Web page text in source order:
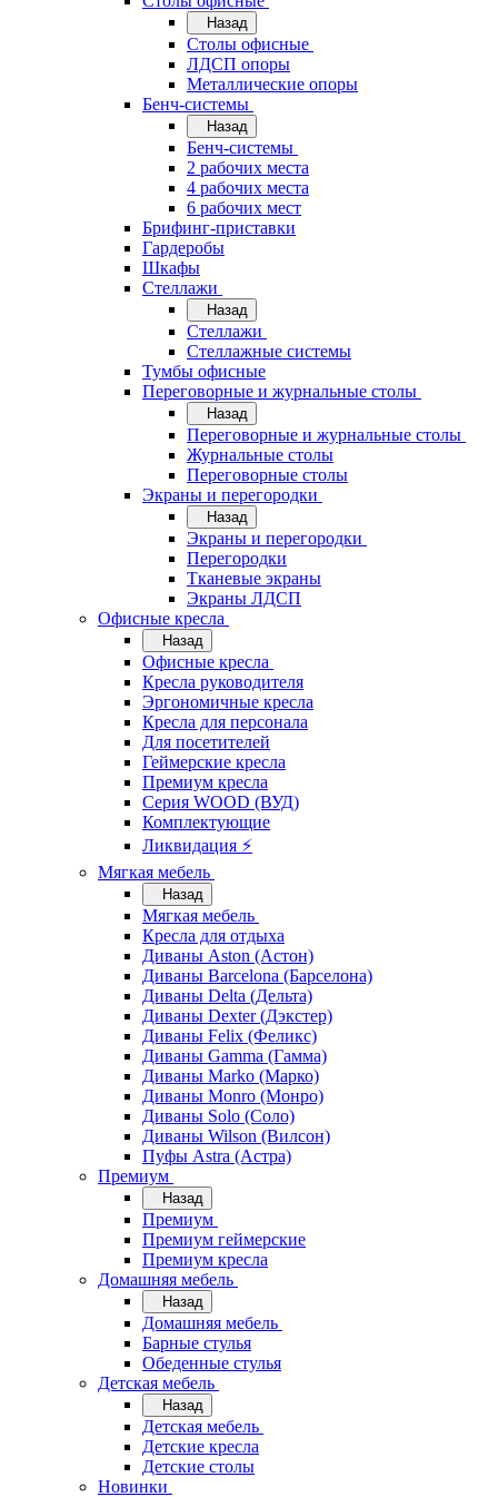
Назад
Cтолы офисные
ЛДСП опоры
Металлические опоры
Бенч-системы
Назад
Бенч-системы
2 рабочих места
4 рабочих места
6 рабочих мест
Брифинг-приставки
Гардеробы
Шкафы
Стеллажи
Назад
Стеллажи
Стеллажные системы
Тумбы офисные
Переговорные и журнальные столы
Назад
Переговорные и журнальные столы
Журнальные столы
Переговорные столы
Экраны и перегородки
Назад
Экраны и перегородки
Перегородки
Тканевые экраны
Экраны ЛДСП
Офисные кресла
Назад
Офисные кресла
Кресла руководителя
Эргономичные кресла
Кресла для персонала
Для посетителей
Геймерские кресла
Премиум кресла
Серия WOOD (ВУД)
Комплектующие
Ликвидация ⚡
Мягкая мебель
Назад
Мягкая мебель
Кресла для отдыха
Диваны Aston (Астон)
Диваны Barcelona (Барселона)
Диваны Delta (Дельта)
Диваны Dexter (Дэкстер)
Диваны Felix (Феликс)
Диваны Gamma (Гамма)
Диваны Marko (Марко)
Диваны Monro (Монро)
Диваны Solo (Соло)
Диваны Wilson (Вилсон)
Пуфы Astra (Астра)
Премиум
Назад
Премиум
Премиум геймерские
Премиум кресла
Домашняя мебель
Назад
Домашняя мебель
Барные стулья
Обеденные стулья
Детская мебель
Назад
Детская мебель
Детские кресла
Детские столы
Новинки